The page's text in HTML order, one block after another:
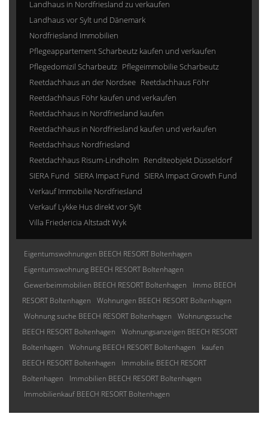
Landhaus in Nordfriesland zu verkaufen
Landhaus vor Sylt und Dänemark
Nordfriesland Immobilien
Pflegeappartement Scharbeutz kaufen und verkaufen
Pflegedomizil Scharbeutz Pflegeimmobilie Scharbeutz
Reetdachhaus an der Nordsee Reetdachhaus Föhr
Reetdachhaus Föhr kaufen und verkaufen
Reetdachhaus in Nordfriesland kaufen
Reetdachhaus in Nordfriesland kaufen und verkaufen
Reetdachhaus Nordfriesland
Reetdachhaus Risum-Lindholm Renditeobjekt Düsseldorf
SIERA Fund SIERA Impact Fund SIERA Impact Growth Fund
Verkauf Immobilie Nordfriesland
Verkauf Lykke Hus direkt vor Sylt
Villa Friedericia Altstadt Wyk
Eigentumswohnungen BEECH RESORT Boltenhagen
Eigentumswohnung BEECH RESORT Boltenhagen
Gewerbeimmobilien BEECH RESORT Boltenhagen
Immo BEECH
RESORT Boltenhagen
Wohnungen BEECH RESORT Boltenhagen
Wohnung suche BEECH RESORT Boltenhagen
Wohnungssuche
BEECH RESORT Boltenhagen
Wohnungsanzeigen BEECH RESORT
Boltenhagen
Wohnung BEECH RESORT Boltenhagen
kaufen
BEECH RESORT Boltenhagen
Immobilie BEECH RESORT
Boltenhagen
Immobilien BEECH RESORT Boltenhagen
Immobilienkauf BEECH RESORT Boltenhagen